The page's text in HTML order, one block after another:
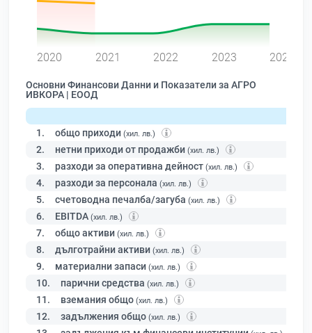
2020 2021 2022 2023 2024
Основни Финансови Данни и Показатели за АГРО
ИВКОРА | ЕООД
1. общо приходи (хил. лв.)
2. нетни приходи от продажби (хил. лв.)
3. разходи за оперативна дейност (хил. лв.)
4. разходи за персонала (хил. лв.)
5. счетоводна печалба/загуба (хил. лв.)
6. EBITDA (хил. лв.)
7. общо активи (хил. лв.)
8. дълготрайни активи (хил. лв.)
9. материални запаси (хил. лв.)
10. парични средства (хил. лв.)
11. вземания общо (хил. лв.)
12. задължения общо (хил. лв.)